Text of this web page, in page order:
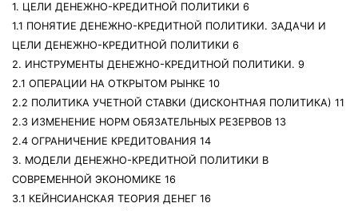
1. ЦЕЛИ ДЕНЕЖНО-КРЕДИТНОЙ ПОЛИТИКИ 6
1.1 ПОНЯТИЕ ДЕНЕЖНО-КРЕДИТНОЙ ПОЛИТИКИ. ЗАДАЧИ И
ЦЕЛИ ДЕНЕЖНО-КРЕДИТНОЙ ПОЛИТИКИ 6
2. ИНСТРУМЕНТЫ ДЕНЕЖНО-КРЕДИТНОЙ ПОЛИТИКИ. 9
2.1 ОПЕРАЦИИ НА ОТКРЫТОМ РЫНКЕ 10
2.2 ПОЛИТИКА УЧЕТНОЙ СТАВКИ (ДИСКОНТНАЯ ПОЛИТИКА) 11
2.3 ИЗМЕНЕНИЕ НОРМ ОБЯЗАТЕЛЬНЫХ РЕЗЕРВОВ 13
2.4 ОГРАНИЧЕНИЕ КРЕДИТОВАНИЯ 14
3. МОДЕЛИ ДЕНЕЖНО-КРЕДИТНОЙ ПОЛИТИКИ В
СОВРЕМЕННОЙ ЭКОНОМИКЕ 16
3.1 КЕЙНСИАНСКАЯ ТЕОРИЯ ДЕНЕГ 16